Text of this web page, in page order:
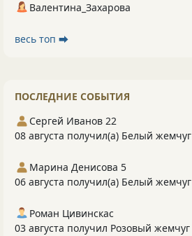
Валентина_Захарова
весь топ ⮕
ПОСЛЕДНИЕ СОБЫТИЯ
Сергей Иванов 22
08 августа получил(а) Белый жемчуг
Марина Денисова 5
06 августа получил(а) Белый жемчуг
Роман Цивинскас
03 августа получил Розовый жемчуг